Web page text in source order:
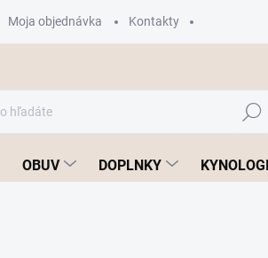
Moja objednávka Kontakty
Hľadať
OBUV DOPLNKY